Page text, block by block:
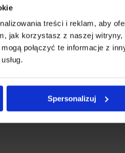
treści i reklam, aby
jak korzystasz z naszej
połączyć te informacje z
Spersonalizuj
PRODUKTY PODOBNE